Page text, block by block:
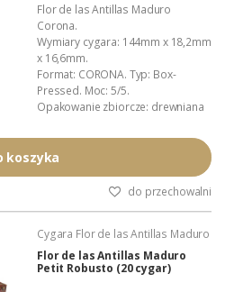
Flor de las Antillas Maduro
Corona.
Wymiary cygara: 144mm x 18,2mm
x 16,6mm.
Format: CORONA. Typ: Box-
Pressed. Moc: 5/5.
Opakowanie zbiorcze: drewniana
Kraj pochodzenia: Nikaragua.
Wykonanie: całkowicie ręczne.
cygar w ozdobnym pudełku.
koszyka
do przechowalni
Cygara Flor de las Antillas Maduro
Flor de las Antillas Maduro
Petit Robusto (20 cygar)